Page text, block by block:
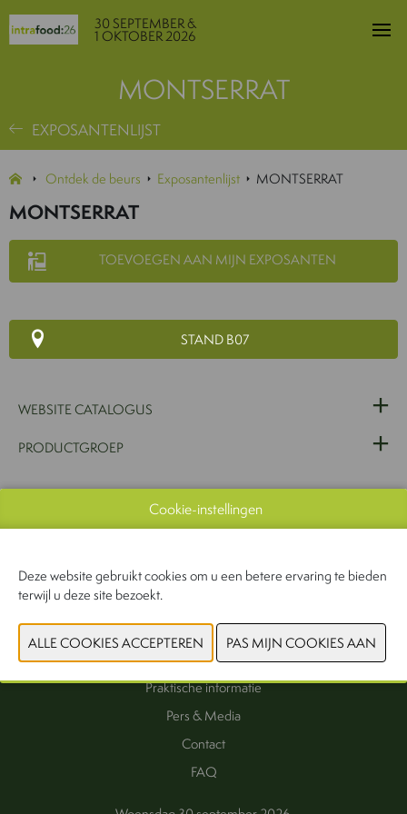
30 SEPTEMBER &
1 OKTOBER 2026
MONTSERRAT
EXPOSANTENLIJST
Ontdek de beurs Exposantenlijst MONTSERRAT
MONTSERRAT
TOEVOEGEN AAN MIJN EXPOSANTEN
STAND B07
WEBSITE CATALOGUS
PRODUCTGROEP
VORIGE VOLGENDE
Interesse als exposant
Exposanten
Praktische informatie
Pers & Media
Contact
FAQ
Cookie-instellingen
Deze website gebruikt cookies om u een betere ervaring te bieden
terwijl u deze site bezoekt.